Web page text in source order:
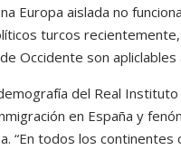
Europa aislada no
turcos
Occidente son apliclables
del Real Instituto
en España y
“En todos los continentes